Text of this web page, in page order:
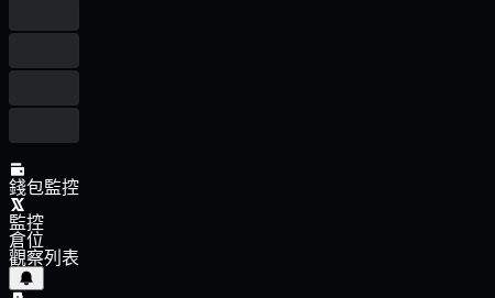
錢包監控
監控
倉位
觀察列表